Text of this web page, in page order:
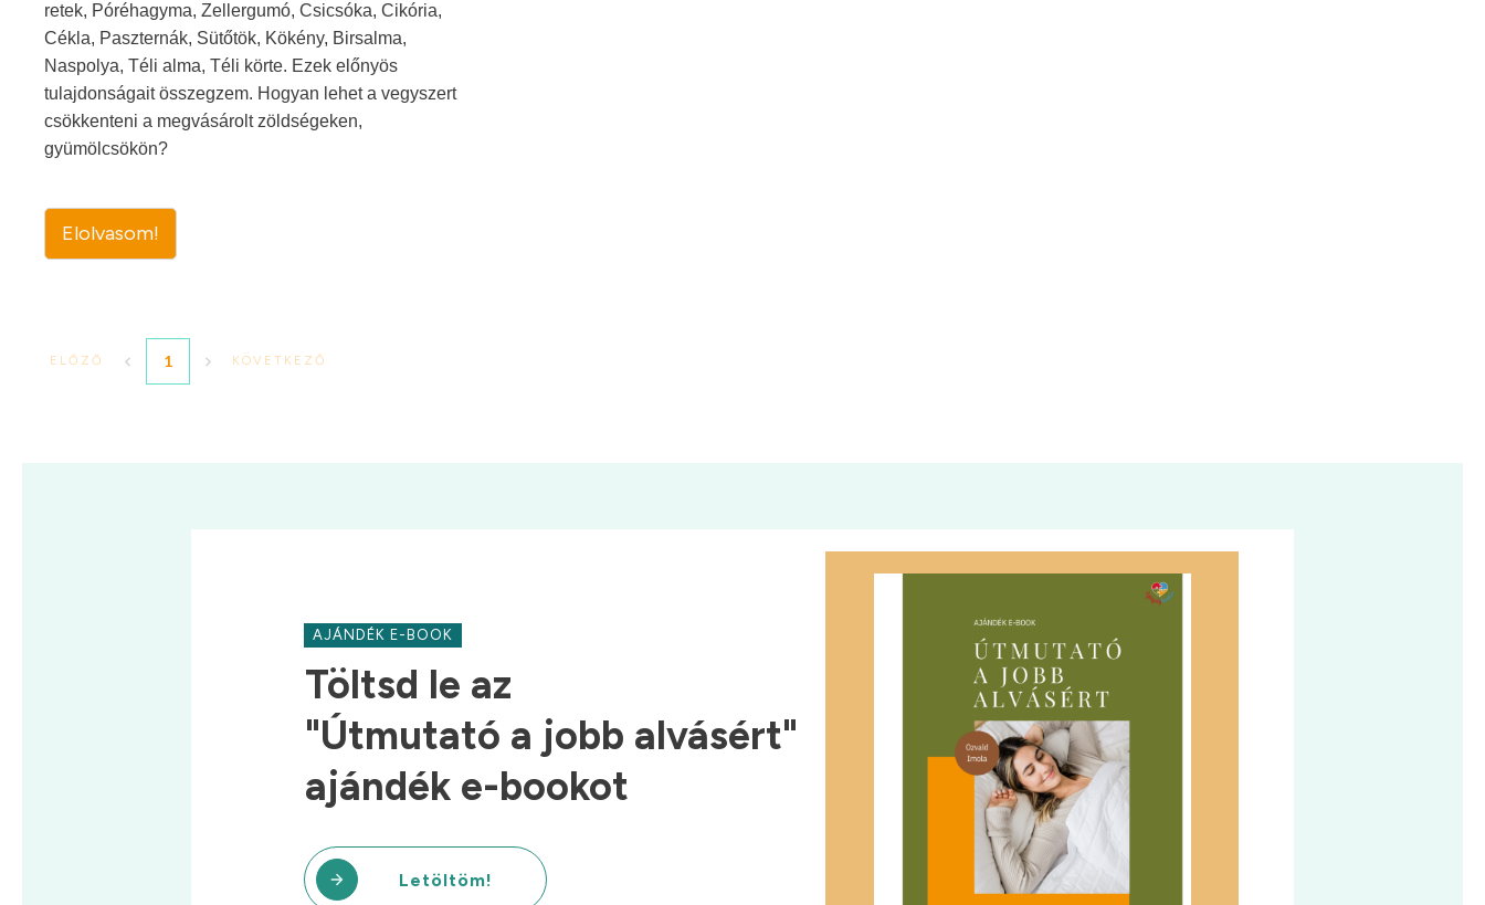
retek, Póréhagyma, Zellergumó, Csicsóka, Cikória,
Cékla, Paszternák, Sütőtök, Kökény, Birsalma,
Naspolya, Téli alma, Téli körte. Ezek előnyös
tulajdonságait összegzem. Hogyan lehet a vegyszert
csökkenteni a megvásárolt zöldségeken,
gyümölcsökön?
Elolvasom!
ELŐZŐ 1 KÖVETKEZŐ
AJÁNDÉK E-BOOK
Töltsd le az
"Útmutató a jobb alvásért"
ajándék e-bookot
Letöltöm!